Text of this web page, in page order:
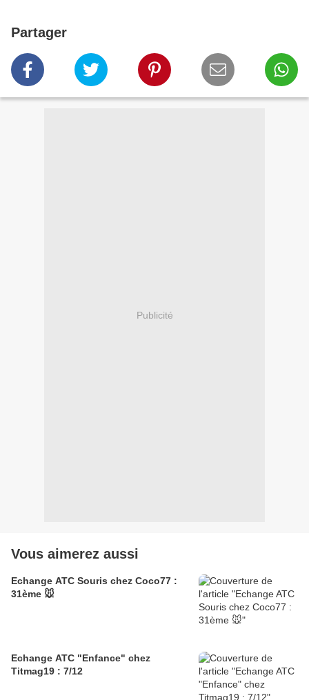
Partager
Publicité
Vous aimerez aussi
Echange ATC Souris chez Coco77 :
31ème 🐭
Echange ATC "Enfance" chez
Titmag19 : 7/12